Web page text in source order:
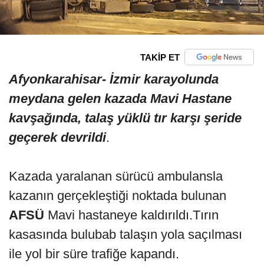
TAKİP ET
Afyonkarahisar- İzmir karayolunda
meydana gelen kazada Mavi Hastane
kavşağında, talaş yüklü tır karşı şeride
geçerek devrildi.
Kazada yaralanan sürücü ambulansla
kazanın gerçekleştiği noktada bulunan
AFSÜ Mavi hastaneye kaldırıldı.Tırın
kasasında bulubab talaşın yola saçılması
ile yol bir süre trafiğe kapandı.